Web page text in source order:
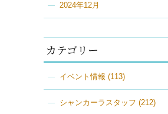
2024年12月
カテゴリー
イベント情報 (113)
シャンカーラスタッフ (212)